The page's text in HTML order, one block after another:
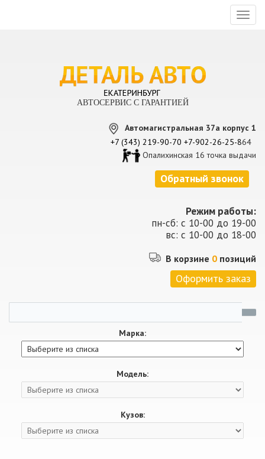
АВТОСЕРВИС С ГАРАНТИЕЙ
Автомагистральная 37а корпус 1
+7 (343) 219-90-70 +7-902-26-25-864
Опалихинская 16 точка выдачи
Обратный звонок
Режим работы:
пн-сб: с 10-00 до 19-00
вс: с 10-00 до 18-00
В корзине 0 позиций
Оформить заказ
Марка:
Модель:
Кузов: